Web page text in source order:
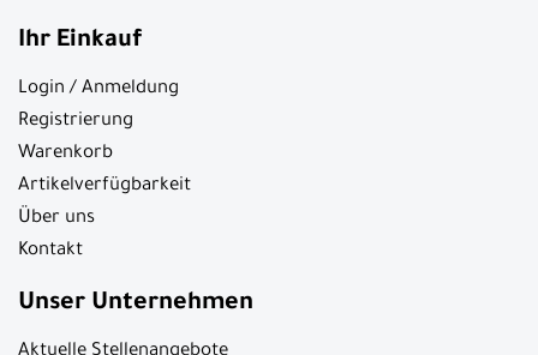
Winter-Öffnungszeiten (01.10.-28./29.02.)
Montag - Freitag
10:00 - 16:00 Uhr